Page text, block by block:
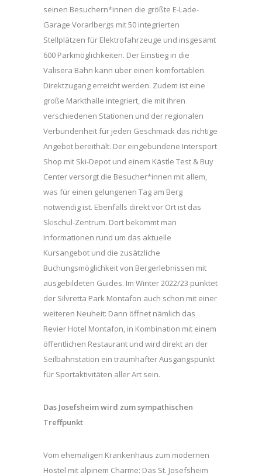
seinen Besuchern*innen die größte E-Lade-
Garage Vorarlbergs mit 50 integrierten
Stellplätzen für Elektrofahrzeuge und insgesamt
600 Parkmöglichkeiten. Der Einstieg in die
Valisera Bahn kann über einen komfortablen
Direktzugang erreicht werden. Zudem ist eine
große Markthalle integriert, die mit ihren
verschiedenen Stationen und der regionalen
Verbundenheit für jeden Geschmack das richtige
Angebot bereithält. Der eingebundene Intersport
Shop mit Ski-Depot und einem Kästle Test & Buy
Center versorgt die Besucher*innen mit allem,
was für einen gelungenen Tag am Berg
notwendig ist. Ebenfalls direkt vor Ort ist das
Skischul-Zentrum. Dort bekommt man
Informationen rund um das aktuelle
Kursangebot und die zusätzliche
Buchungsmöglichkeit von Bergerlebnissen mit
ausgebildeten Guides. Im Winter 2022/23 punktet
der Silvretta Park Montafon auch schon mit einer
weiteren Neuheit: Dann öffnet nämlich das
Revier Hotel Montafon, in Kombination mit einem
öffentlichen Restaurant und wird direkt an der
Seilbahnstation ein traumhafter Ausgangspunkt
für Sportaktivitäten aller Art sein.
Das Josefsheim wird zum sympathischen
Treffpunkt
Vom ehemaligen Krankenhaus zum modernen
Hostel mit alpinem Charme: Das St. Josefsheim